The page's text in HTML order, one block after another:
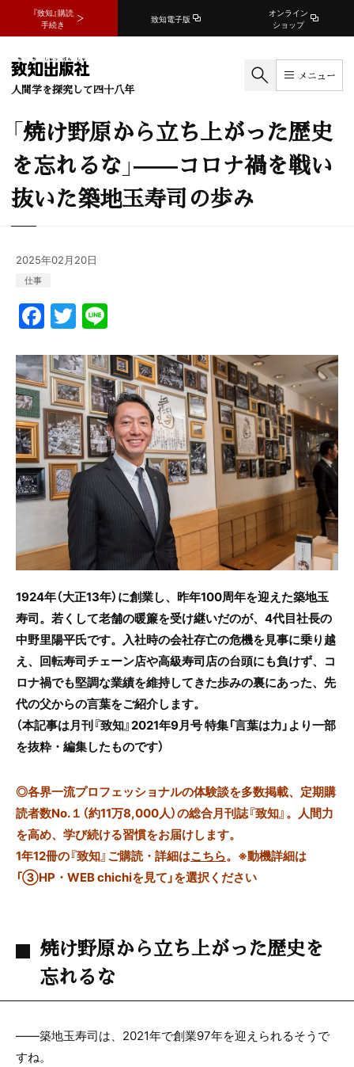
『致知』購読
手続き
致知電子版
オンライン
ショップ
人間学を探究して四十八年
メニュー
「焼け野原から立ち上がった歴史
を忘れるな」——コロナ禍を戦い
抜いた築地玉寿司の歩み
2025年02月20日
仕事
F
a
c
e
b
o
o
k
T
w
itt
er
e
1924年（大正13年）に創業し、昨年100周年を迎えた築地玉
寿司。若くして老舗の暖簾を受け継いだのが、4代目社長の
中野里陽平氏です。入社時の会社存亡の危機を見事に乗り越
え、回転寿司チェーン店や高級寿司店の台頭にも負けず、コ
ロナ禍でも堅調な業績を維持してきた歩みの裏にあった、先
代の父からの言葉をご紹介します。
（本記事は月刊『致知』2021年9月号 特集「言葉は力」より一部
を抜粋・編集したものです）
◎各界一流プロフェッショナルの体験談を多数掲載、定期購
読者数No.１（約11万8,000人）の総合月刊誌『致知』。人間力
を高め、学び続ける習慣をお届けします。
1年12冊の『致知』ご購読・詳細はこちら。 ※動機詳細は
「③HP・WEB chichiを見て」を選択ください
焼け野原から立ち上がった歴史を
忘れるな
——築地玉寿司は、2021年で創業97年を迎えられるそうで
すね。